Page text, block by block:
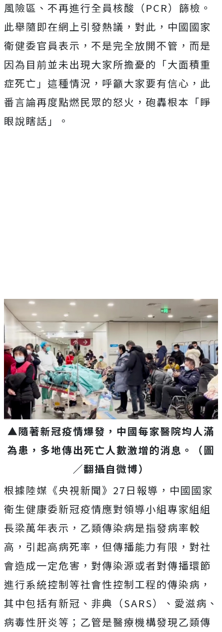
風險區、不再進行全員核酸（PCR）篩檢。
此舉隨即在網上引發熱議，對此，中國國家
衛健委官員表示，不是完全放開不管，而是
因為目前並未出現大家所擔憂的「大面積重
症死亡」這種情況，呼籲大家要有信心，此
番言論再度點燃民眾的怒火，砲轟根本「睜
眼說瞎話」。
▲隨著新冠疫情爆發，中國每家醫院均人滿
為患，多地傳出死亡人數激增的消息。（圖
／翻攝自微博）
根據陸媒《央視新聞》27日報導，中國國家
衛生健康委新冠疫情應對領導小組專家組組
長梁萬年表示，乙類傳染病是指發病率較
高，引起高病死率，但傳播能力有限，對社
會造成一定危害，對傳染源或者對傳播環節
進行系統控制等社會性控制工程的傳染病，
其中包括有新冠、非典（SARS）、愛滋病、
病毒性肝炎等；乙管是醫療機構發現乙類傳